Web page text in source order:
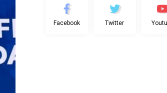
Facebook Twitter